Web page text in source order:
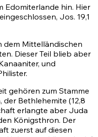
Edomiterlande hin. Hier
Jos. 19,1
dem Mittelländischen
Dieser Teil blieb aber
und
gehören zum Stamme
der Bethlehemite (12,8
erlangte aber Juda
Königsthron. Der
zuerst auf diesen